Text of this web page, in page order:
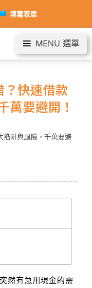
填寫表單
MENU 選單
快速借款
萬要避開！
陷阱與風險，千萬要避
然有急用現金的需